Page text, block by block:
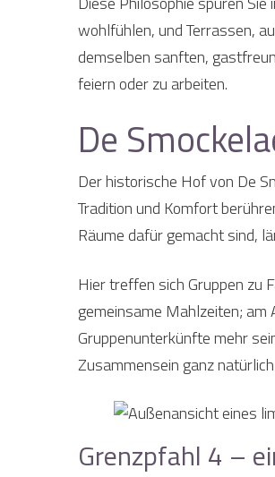
wohlfühlen, und Terrassen,
demselben sanften,
feiern oder zu arbeiten.
De
Der historische Hof von De
Tradition und Komfort
Räume dafür gemacht sind,
Hier treffen sich Gruppen zu
gemeinsame Mahlzeiten; am
Gruppenunterkünfte mehr
Zusammensein ganz
Grenzpfahl 4 –